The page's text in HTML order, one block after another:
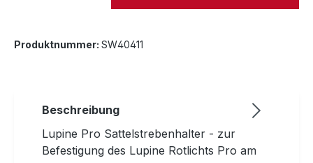
Produktnummer: SW40411
Beschreibung
Lupine Pro Sattelstrebenhalter - zur
Befestigung des Lupine Rotlichts Pro am